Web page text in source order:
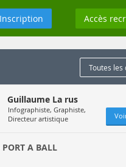
Inscription Accès
Toutes les
Guillaume La rus
Infographiste, Graphiste,
Directeur artistique
PORT A BALL